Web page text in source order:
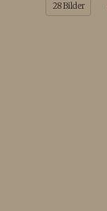
28 Bilder